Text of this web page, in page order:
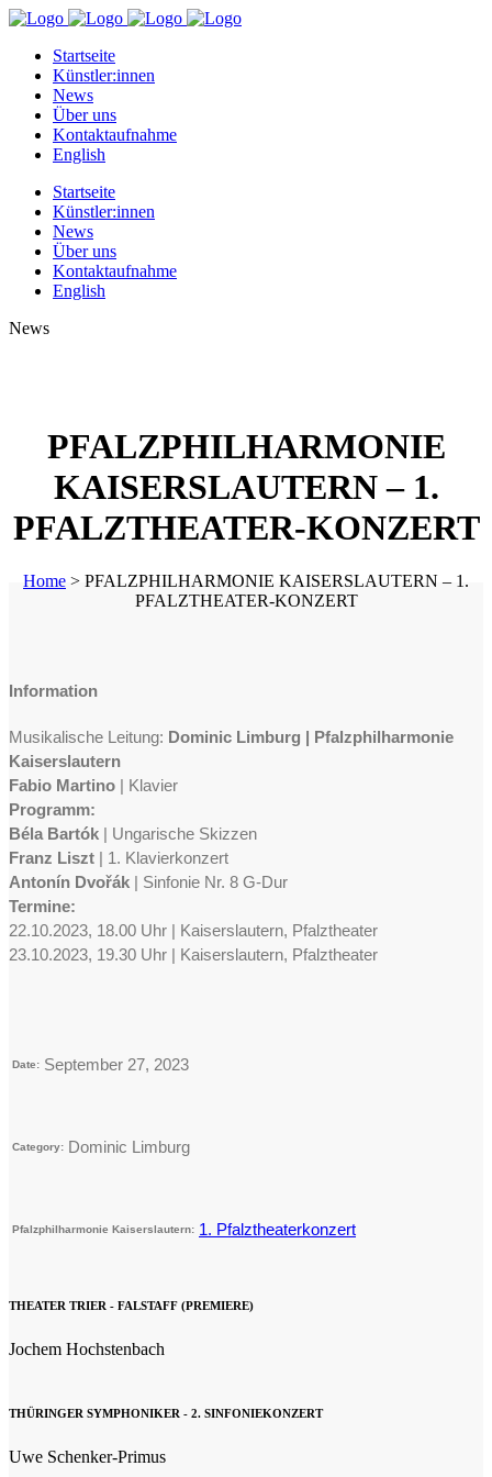
Startseite
Künstler:innen
News
Über uns
Kontaktaufnahme
English
Startseite
Künstler:innen
News
Über uns
Kontaktaufnahme
English
News
PFALZPHILHARMONIE
KAISERSLAUTERN – 1.
PFALZTHEATER-KONZERT
Home > PFALZPHILHARMONIE KAISERSLAUTERN – 1.
PFALZTHEATER-KONZERT
Information
Musikalische Leitung: Dominic Limburg | Pfalzphilharmonie
Kaiserslautern
Fabio Martino | Klavier
Programm:
Béla Bartók | Ungarische Skizzen
Franz Liszt | 1. Klavierkonzert
Antonín Dvořák | Sinfonie Nr. 8 G-Dur
Termine:
22.10.2023, 18.00 Uhr | Kaiserslautern, Pfalztheater
23.10.2023, 19.30 Uhr | Kaiserslautern, Pfalztheater
Date: September 27, 2023
Category: Dominic Limburg
Pfalzphilharmonie Kaiserslautern: 1. Pfalztheaterkonzert
THEATER TRIER - FALSTAFF (PREMIERE)
Jochem Hochstenbach
THÜRINGER SYMPHONIKER - 2. SINFONIEKONZERT
Uwe Schenker-Primus